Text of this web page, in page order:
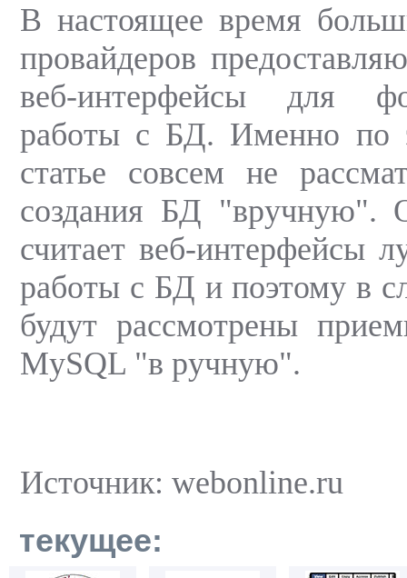
В настоящее время
провайдеров
веб-интерфейсы для
работы с БД. Именно по
статье совсем не
создания БД "вручную".
считает веб-интерфейсы
работы с БД и поэтому в
будут рассмотрены
MySQL "в ручную".
Источник: webonline.ru
текущее: